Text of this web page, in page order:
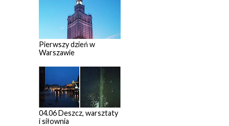
Pierwszy dzień w
Warszawie
04.06 Deszcz, warsztaty
i siłownia